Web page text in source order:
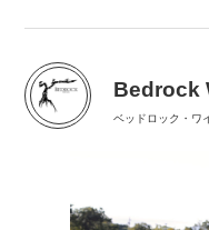
Bedrock
ベッドロック・ワ